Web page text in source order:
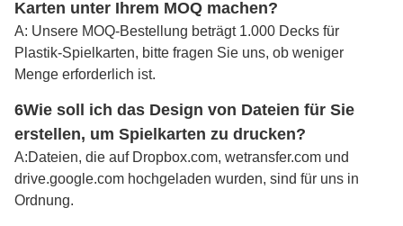
Karten unter Ihrem MOQ machen?
A: Unsere MOQ-Bestellung beträgt 1.000 Decks für
Plastik-Spielkarten, bitte fragen Sie uns, ob weniger
Menge erforderlich ist.
6Wie soll ich das Design von Dateien für Sie
erstellen, um Spielkarten zu drucken?
A:Dateien, die auf Dropbox.com, wetransfer.com und
drive.google.com hochgeladen wurden, sind für uns in
Ordnung.